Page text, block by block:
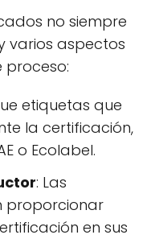
no siempre
varios aspectos
proceso:
etiquetas que
la certificación,
o Ecolabel.
: Las
proporcionar
en sus